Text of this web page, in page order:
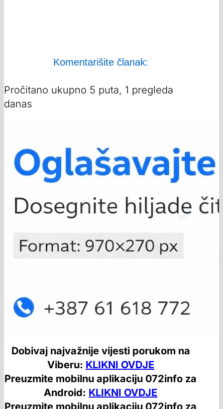
Komentarišite članak:
Pročitano ukupno 5 puta, 1 pregleda
danas
Dobivaj najvažnije vijesti porukom na
Viberu: KLIKNI OVDJE
Preuzmite mobilnu aplikaciju 072info za
Android: KLIKNI OVDJE